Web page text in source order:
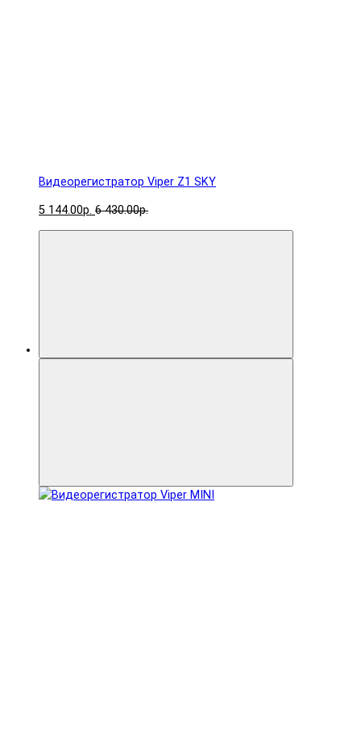
Видеорегистратор Viper Z1 SKY
5 144.00р. 6 430.00р.